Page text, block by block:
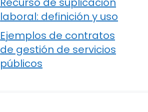
laboral: definición y uso
Ejemplos de contratos
de gestión de servicios
públicos